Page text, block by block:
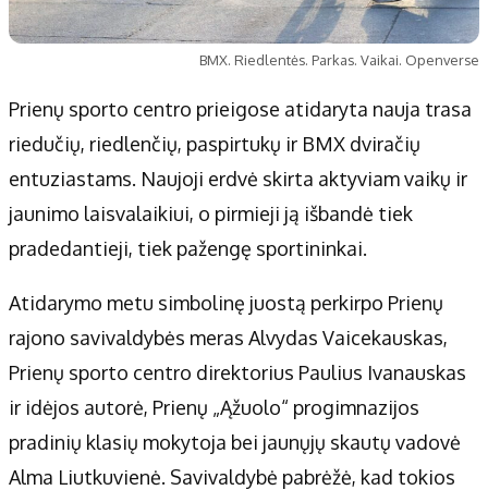
BMX. Riedlentės. Parkas. Vaikai. Openverse
Prienų sporto centro prieigose atidaryta nauja trasa
riedučių, riedlenčių, paspirtukų ir BMX dviračių
entuziastams. Naujoji erdvė skirta aktyviam vaikų ir
jaunimo laisvalaikiui, o pirmieji ją išbandė tiek
pradedantieji, tiek pažengę sportininkai.
Atidarymo metu simbolinę juostą perkirpo Prienų
rajono savivaldybės meras Alvydas Vaicekauskas,
Prienų sporto centro direktorius Paulius Ivanauskas
ir idėjos autorė, Prienų „Ąžuolo“ progimnazijos
pradinių klasių mokytoja bei jaunųjų skautų vadovė
Alma Liutkuvienė. Savivaldybė pabrėžė, kad tokios